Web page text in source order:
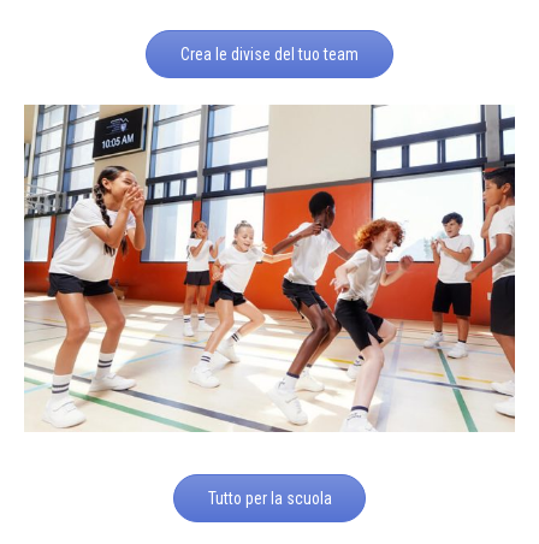
Crea le divise del tuo team
Tutto per la scuola